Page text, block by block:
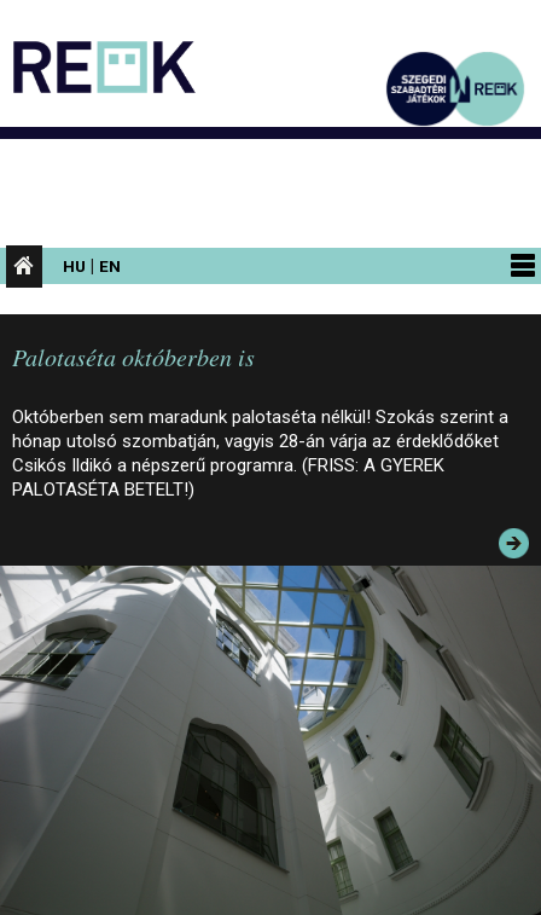
HU | EN
PROGRAMOK
KIÁLLÍTÁSOK
AZ ÉPÜLET
INFORMÁCIÓK
ELÉRHETŐSÉG
PALOTASÉTÁK ÉS VEZETÉSEK
KÖZÉRDEKŰ ADATOK
Palotaséta októberben is
Októberben sem maradunk palotaséta nélkül! Szokás szerint a
hónap utolsó szombatján, vagyis 28-án várja az érdeklődőket
Csikós Ildikó a népszerű programra. (FRISS: A GYEREK
PALOTASÉTA BETELT!)